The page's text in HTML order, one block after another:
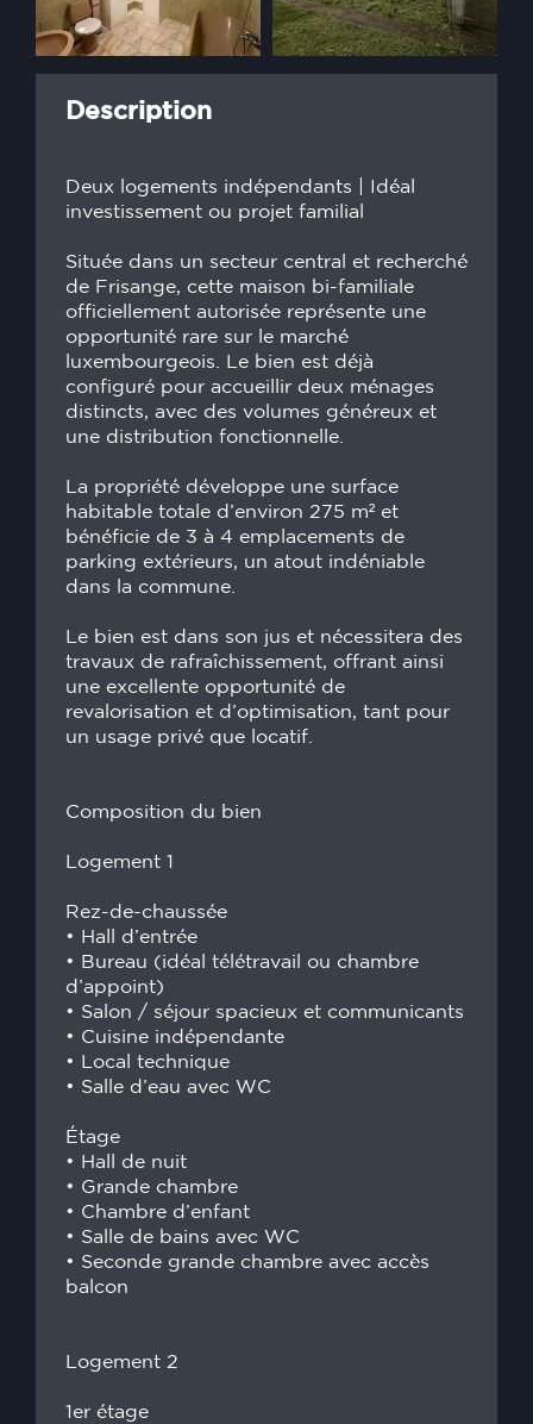
Description
Deux logements indépendants | Idéal
investissement ou projet familial
Située dans un secteur central et recherché
de Frisange, cette maison bi-familiale
officiellement autorisée représente une
opportunité rare sur le marché
luxembourgeois. Le bien est déjà
configuré pour accueillir deux ménages
distincts, avec des volumes généreux et
une distribution fonctionnelle.
La propriété développe une surface
habitable totale d’environ 275 m² et
bénéficie de 3 à 4 emplacements de
parking extérieurs, un atout indéniable
dans la commune.
Le bien est dans son jus et nécessitera des
travaux de rafraîchissement, offrant ainsi
une excellente opportunité de
revalorisation et d’optimisation, tant pour
un usage privé que locatif.
Composition du bien
Logement 1
Rez-de-chaussée
• Hall d’entrée
• Bureau (idéal télétravail ou chambre
d’appoint)
• Salon / séjour spacieux et communicants
• Cuisine indépendante
• Local technique
• Salle d’eau avec WC
Étage
• Hall de nuit
• Grande chambre
• Chambre d’enfant
• Salle de bains avec WC
• Seconde grande chambre avec accès
balcon
Logement 2
1er étage